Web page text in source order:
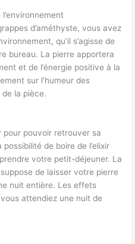
d’améthyste, vous avez
qu’il s’agisse de
bureau. La pierre apportera
et de l’énergie positive à la
sur l’humeur des
la pièce.
pour pouvoir retrouver sa
de boire de l’elixir
votre petit-déjeuner. La
de laisser votre pierre
nuit entière. Les effets
attendiez une nuit de